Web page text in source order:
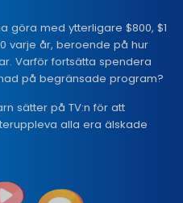
göra med ytterligare $800, $1
varje år, beroende på hur
Varför fortsätta spendera
på begränsade program?
sätter på TV:n för att
alla era älskade